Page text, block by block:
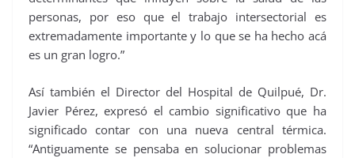
personas, por eso que el trabajo intersectorial es
extremadamente importante y lo que se ha hecho acá
es un gran logro.”
Así también el Director del Hospital de Quilpué, Dr.
Javier Pérez, expresó el cambio significativo que ha
significado contar con una nueva central térmica.
“Antiguamente se pensaba en solucionar problemas